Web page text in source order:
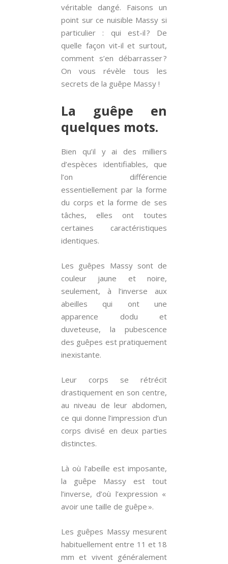
véritable dangé. Faisons un
point sur ce nuisible Massy si
particulier : qui est-il ? De
quelle façon vit-il et surtout,
comment s’en débarrasser ?
On vous révèle tous les
secrets de la guêpe Massy !
La guêpe en
quelques mots.
Bien qu’il y ai des milliers
d’espèces identifiables, que
l’on différencie
essentiellement par la forme
du corps et la forme de ses
tâches, elles ont toutes
certaines caractéristiques
identiques.
Les guêpes Massy sont de
couleur jaune et noire,
seulement, à l’inverse aux
abeilles qui ont une
apparence dodu et
duveteuse, la pubescence
des guêpes est pratiquement
inexistante.
Leur corps se rétrécit
drastiquement en son centre,
au niveau de leur abdomen,
ce qui donne l’impression d’un
corps divisé en deux parties
distinctes.
Là où l’abeille est imposante,
la guêpe Massy est tout
l’inverse, d’où l’expression «
avoir une taille de guêpe ».
Les guêpes Massy mesurent
habituellement entre 11 et 18
mm et vivent généralement